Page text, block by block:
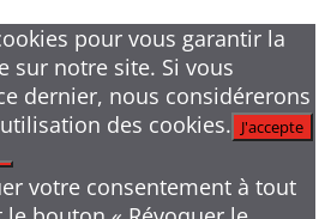
pour vous garantir la
sur notre site. Si vous
dernier, nous considérerons
des cookies. J'accepte
votre consentement à tout